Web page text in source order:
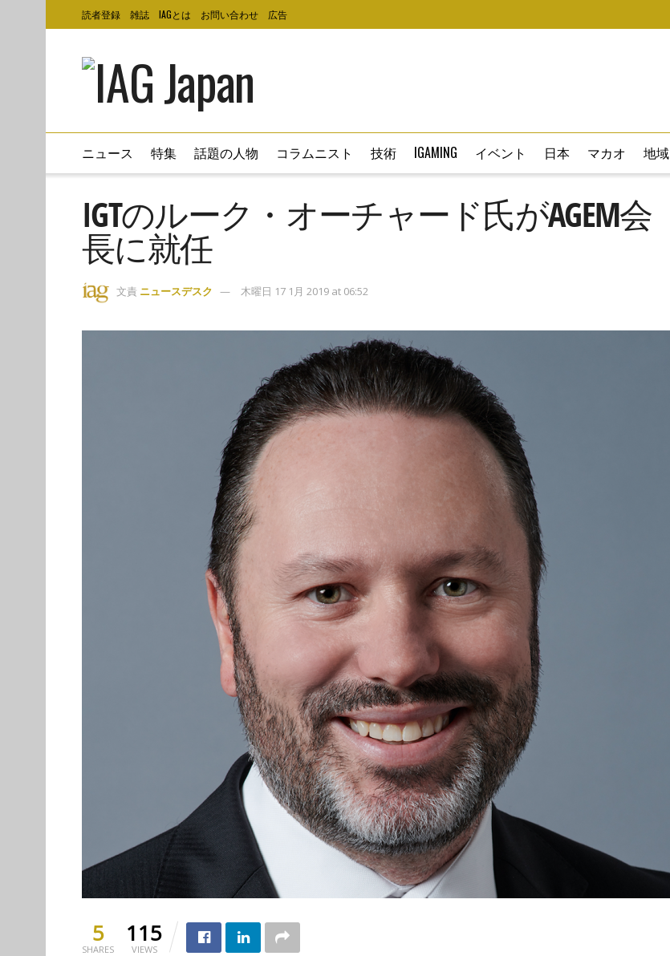
読者登録 雑誌 IAGとは お問い合わせ 広告
ニュース 特集 話題の人物 コラムニスト 技術 IGAMING イベント 日本 マカオ 地域
IGTのルーク・オーチャード氏がAGEM会
長に就任
文責 ニュースデスク 木曜日 17 1月 2019 at 06:52
5
SHARES
115
VIEWS